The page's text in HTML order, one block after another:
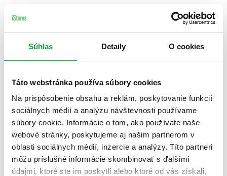
Súhlas Detaily O cookies
Táto webstránka používa súbory cookies
Na prispôsobenie obsahu a reklám, poskytovanie funkcií
sociálnych médií a analýzu návštevnosti používame
súbory cookie. Informácie o tom, ako používate naše
webové stránky, poskytujeme aj našim partnerom v
oblasti sociálnych médií, inzercie a analýzy. Títo partneri
môžu príslušné informácie skombinovať s ďalšími
údajmi, ktoré ste im poskytli alebo ktoré od vás získali,